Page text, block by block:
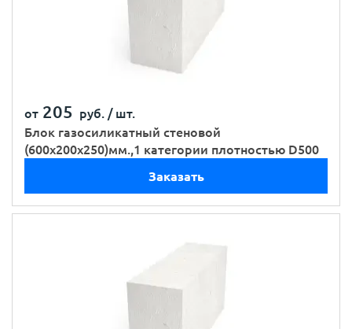
от 205 руб. / шт.
Блок газосиликатный стеновой
(600х200х250)мм.,1 категории плотностью D500
Заказать